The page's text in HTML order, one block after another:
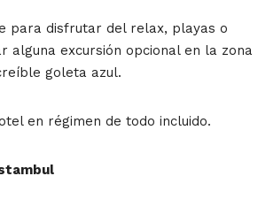
para disfrutar del relax, playas o
alguna excursión opcional en la zona
goleta azul.
en régimen de todo incluido.